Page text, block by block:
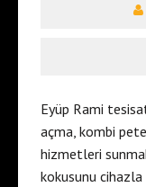
Eyüp Rami
açma, kombi
hizmetleri
kokusunu